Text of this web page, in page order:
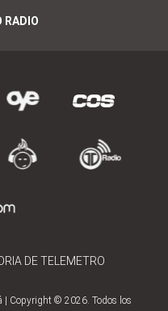
RADIO
DE TELEMETRO
| Copyright © 2026. Todos los